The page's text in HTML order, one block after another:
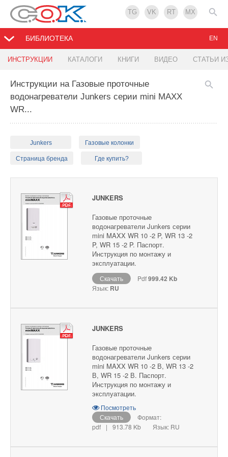
TG VK RT MX
БИБЛИОТЕКА
ИНСТРУКЦИИ КАТАЛОГИ КНИГИ ВИДЕО СТАТЬИ
EN
Инструкции на Газовые проточные
водонагреватели Junkers серии mini MAXX
WR...
Junkers Газовые колонки
Страница бренда Где купить?
JUNKERS
Газовые проточные
водонагреватели Junkers серии
mini MAXX WR 10 -2 P, WR 13 -2
P, WR 15 -2 P. Паспорт.
Инструкция по монтажу и
эксплуатации.
Скачать Pdf999.42 Kb
Язык: RU
JUNKERS
Газовые проточные
водонагреватели Junkers серии
mini MAXX WR 10 -2 В, WR 13 -2
В, WR 15 -2 В. Паспорт.
Инструкция по монтажу и
эксплуатации.
Посмотреть
Скачать
Формат:
pdf
| 913.78 Kb Язык: RU